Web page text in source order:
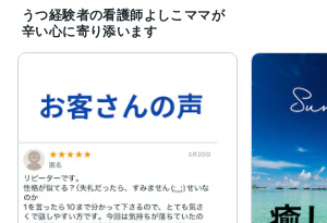
うつ経験者の看護師よしこママが
辛い心に寄り添います